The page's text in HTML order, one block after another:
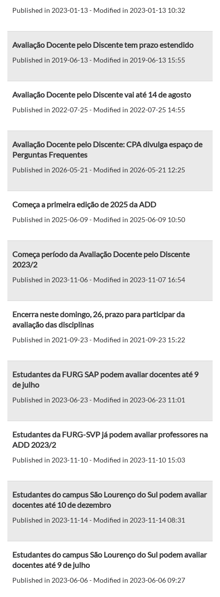
Published in 2023-01-13 - Modified in 2023-01-13 10:32
Avaliação Docente pelo Discente tem prazo estendido
Published in 2019-06-13 - Modified in 2019-06-13 15:55
Avaliação Docente pelo Discente vai até 14 de agosto
Published in 2022-07-25 - Modified in 2022-07-25 14:55
Avaliação Docente pelo Discente: CPA divulga espaço de
Perguntas Frequentes
Published in 2026-05-21 - Modified in 2026-05-21 12:25
Começa a primeira edição de 2025 da ADD
Published in 2025-06-09 - Modified in 2025-06-09 10:50
Começa período da Avaliação Docente pelo Discente
2023/2
Published in 2023-11-06 - Modified in 2023-11-07 16:54
Encerra neste domingo, 26, prazo para participar da
avaliação das disciplinas
Published in 2021-09-23 - Modified in 2021-09-23 15:22
Estudantes da FURG SAP podem avaliar docentes até 9
de julho
Published in 2023-06-23 - Modified in 2023-06-23 11:01
Estudantes da FURG-SVP já podem avaliar professores na
ADD 2023/2
Published in 2023-11-10 - Modified in 2023-11-10 15:03
Estudantes do campus São Lourenço do Sul podem avaliar
docentes até 10 de dezembro
Published in 2023-11-14 - Modified in 2023-11-14 08:31
Estudantes do campus São Lourenço do Sul podem avaliar
docentes até 9 de julho
Published in 2023-06-06 - Modified in 2023-06-06 09:27